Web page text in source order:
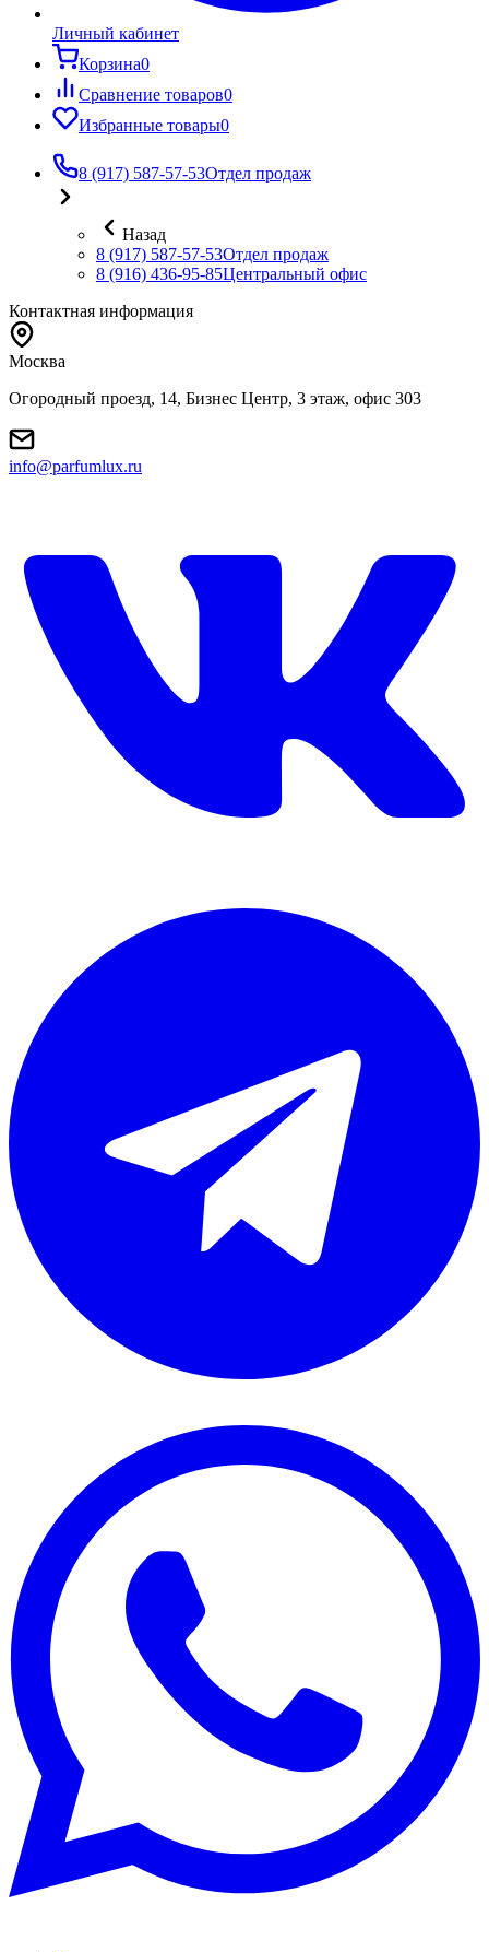
Личный кабинет
Корзина0
Сравнение товаров0
Избранные товары0
8 (917) 587-57-53Отдел продаж
Назад
8 (917) 587-57-53Отдел продаж
8 (916) 436-95-85Центральный офис
Контактная информация
Москва
Огородный проезд, 14, Бизнес Центр, 3 этаж, офис 303
info@parfumlux.ru